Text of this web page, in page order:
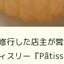
行した店主が
スリー『